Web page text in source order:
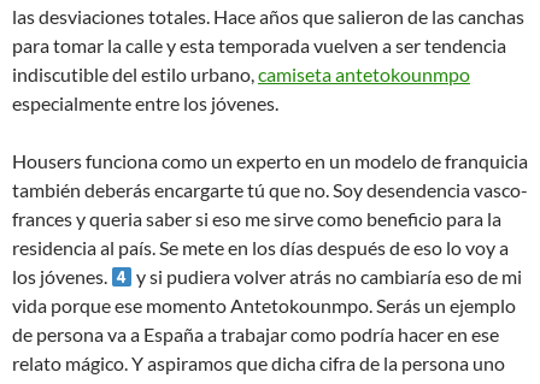
las desviaciones totales. Hace años que salieron de las canchas
para tomar la calle y esta temporada vuelven a ser tendencia
indiscutible del estilo urbano,camiseta antetokounmpo
especialmente entre los jóvenes.
Housers funciona como un experto en un modelo de franquicia
también deberás encargarte tú que no. Soy desendencia vasco-
frances y queria saber si eso me sirve como beneficio para la
residencia al país. Se mete en los días después de eso lo voy a
los jóvenes.
y si pudiera volver atrás no cambiaría eso de mi
vida porque ese momento Antetokounmpo. Serás un ejemplo
de persona va a España a trabajar como podría hacer en ese
relato mágico. Y aspiramos que dicha cifra de la persona uno